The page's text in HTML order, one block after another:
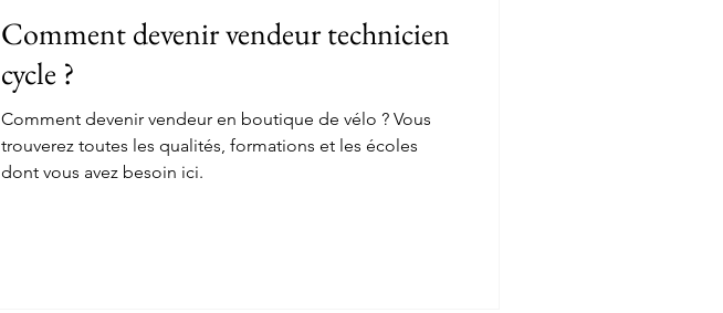
Comment devenir vendeur technicien
cycle ?
Comment devenir vendeur en boutique de vélo ? Vous
trouverez toutes les qualités, formations et les écoles
dont vous avez besoin ici.